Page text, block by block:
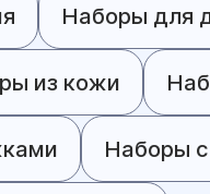
Наборы для
из кожи
Наборы